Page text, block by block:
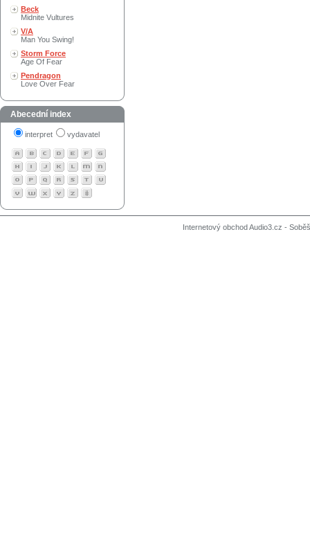
Beck
Midnite Vultures
V/A
Man You Swing!
Storm Force
Age Of Fear
Pendragon
Love Over Fear
Abecední index
interpret vydavatel
Internetový obchod Audio3.cz -